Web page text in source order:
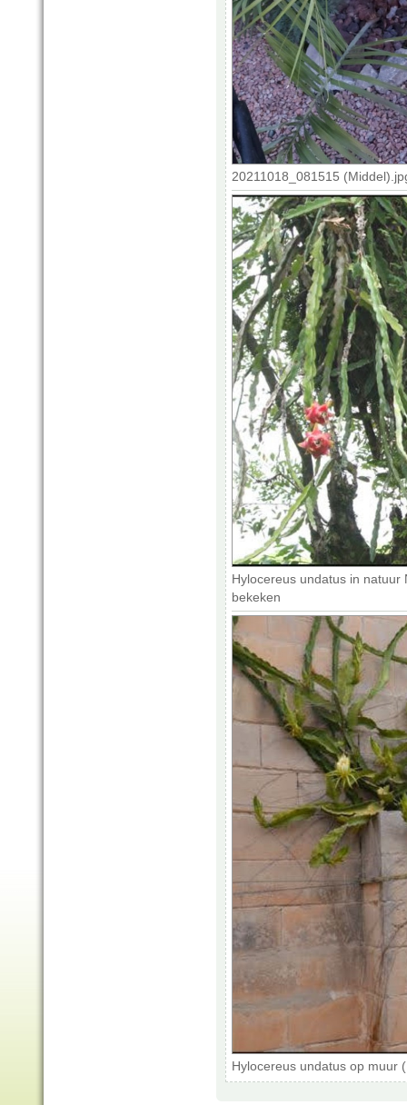
20211018_081515
Hylocereus undatus in
bekeken
Hylocereus undatus op muur